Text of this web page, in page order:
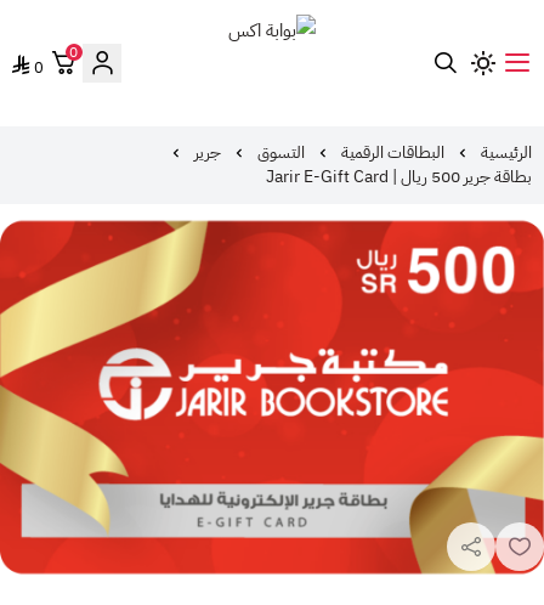
0
0
الرئيسية البطاقات الرقمية التسوق
جرير
بطاقة جرير 500 ريال | Jarir E-Gift Card